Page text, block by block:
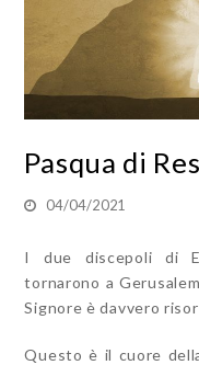
Pasqua di
04/04/2021
I due discepoli di
tornarono a
Signore è davvero
Questo è il cuore